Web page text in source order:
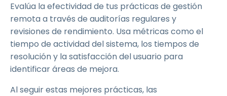
Evalúa la efectividad de tus prácticas de gestión
remota a través de auditorías regulares y
revisiones de rendimiento. Usa métricas como el
tiempo de actividad del sistema, los tiempos de
resolución y la satisfacción del usuario para
identificar áreas de mejora.
Al seguir estas mejores prácticas, las